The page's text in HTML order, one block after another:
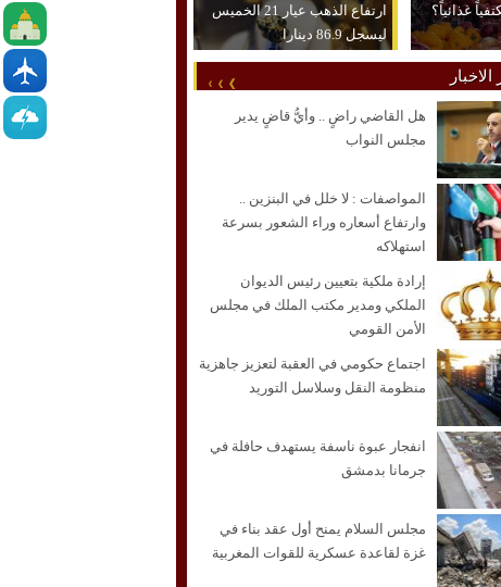
غذائياً؟
ارتفاع الذهب عيار 21 الخميس
ليسجل 86.9 دينارا
الاخبار
هل القاضي راضٍ .. وأيُّ قاضٍ يدير
مجلس النواب
المواصفات : لا خلل في البنزين ..
وارتفاع أسعاره وراء الشعور بسرعة
استهلاكه
إرادة ملكية بتعيين رئيس الديوان
الملكي ومدير مكتب الملك في مجلس
الأمن القومي
اجتماع حكومي في العقبة لتعزيز جاهزية
منظومة النقل وسلاسل التوريد
انفجار عبوة ناسفة يستهدف حافلة في
جرمانا بدمشق
مجلس السلام يمنح أول عقد بناء في
غزة لقاعدة عسكرية للقوات المغربية